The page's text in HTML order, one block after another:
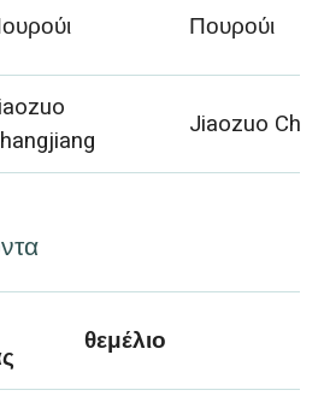
Πουρούι
Jiaozuo
θεμέλιο